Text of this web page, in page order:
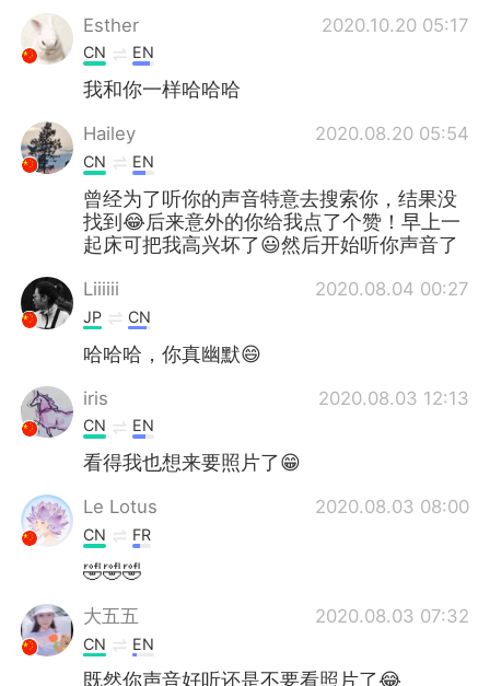
Esther 2020.10.20 05:17
CN EN
我和你一样哈哈哈
Hailey 2020.08.20 05:54
CN EN
曾经为了听你的声音特意去搜索你，结果没
找到😂后来意外的你给我点了个赞！早上一
起床可把我高兴坏了😃然后开始听你声音了
Liiiiii 2020.08.04 00:27
JP CN
哈哈哈，你真幽默😄
iris 2020.08.03 12:13
CN EN
看得我也想来要照片了😁
Le Lotus 2020.08.03 08:00
CN FR
🤣🤣🤣
大五五 2020.08.03 07:32
CN EN
既然你声音好听还是不要看照片了😂